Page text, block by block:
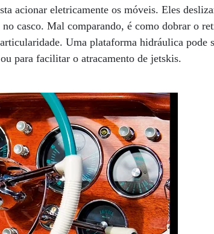
acionar eletricamente os móveis. Eles
casco. Mal comparando, é como dobrar o
Uma plataforma hidráulica pode
para facilitar o atracamento de jetskis.